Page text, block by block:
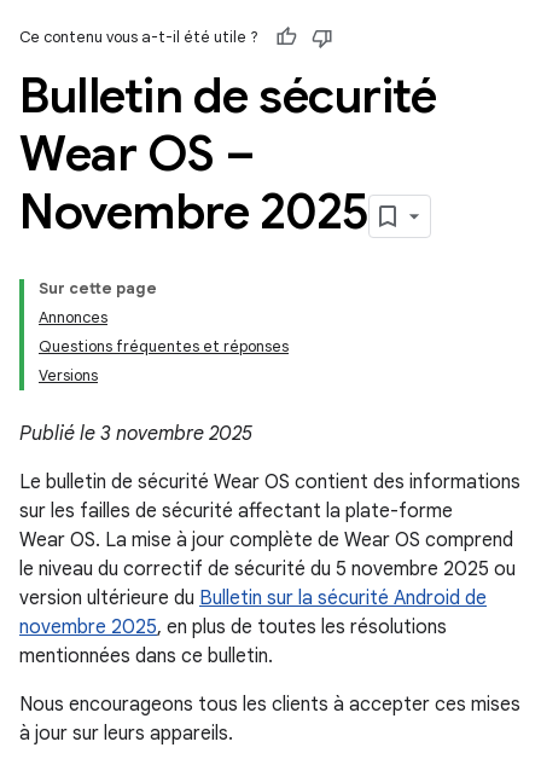
Ce contenu vous a-t-il été utile ?
Bulletin de sécurité
Wear OS –
Novembre 2025
Sur cette page
Annonces
Questions fréquentes et réponses
Versions
Publié le 3 novembre 2025
Le bulletin de sécurité Wear OS contient des informations
sur les failles de sécurité affectant la plate-forme
Wear OS. La mise à jour complète de Wear OS comprend
le niveau du correctif de sécurité du 5 novembre 2025 ou
version ultérieure du Bulletin sur la sécurité Android de
novembre 2025, en plus de toutes les résolutions
mentionnées dans ce bulletin.
Nous encourageons tous les clients à accepter ces mises
à jour sur leurs appareils.